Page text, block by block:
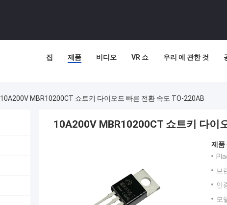
집 제품 비디오 VR 쇼 우리 에 관한 것
10A200V MBR10200CT 쇼트키 다이오드 빠른 전환 속도 TO-220AB
10A200V MBR10200CT 쇼트키 다이
제품
브
인
모